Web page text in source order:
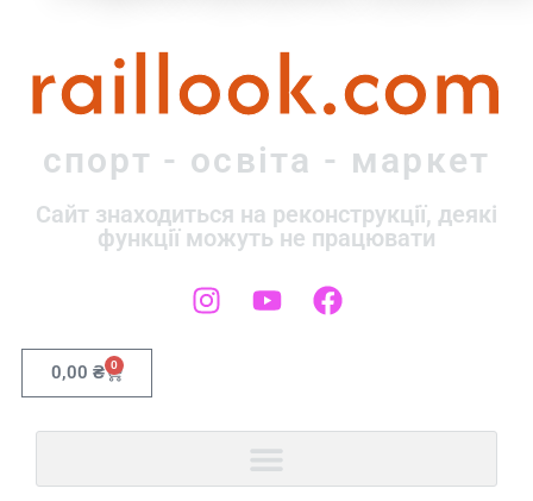
raillook.com
спорт - освіта - маркет
Сайт знаходиться на реконструкції, деякі
функції можуть не працювати
0,00 ₴ 0